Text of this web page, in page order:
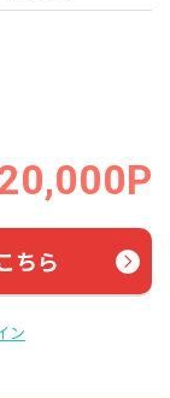
ちら
ン